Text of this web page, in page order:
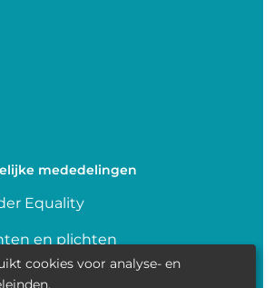
mededelingen
Equality
en plichten
van gegevens
cookies voor analyse- en